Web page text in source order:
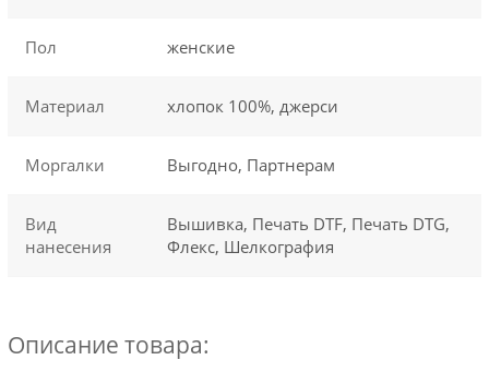
Пол женские
Материал хлопок 100%, джерси
Моргалки Выгодно, Партнерам
Вид
нанесения
Вышивка, Печать DTF, Печать DTG,
Флекс, Шелкография
Описание товара: